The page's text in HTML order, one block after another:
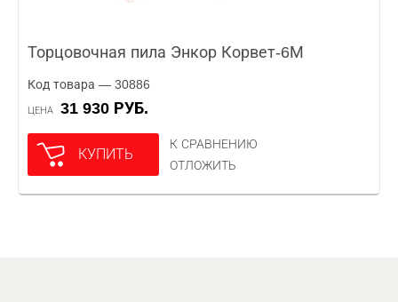
Торцовочная пила Энкор Корвет-6М
Код товара — 30886
ЦЕНА 31 930 РУБ.
КУПИТЬ
К СРАВНЕНИЮ
ОТЛОЖИТЬ